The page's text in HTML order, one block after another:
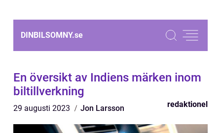
DINBILSOMNY.se
En översikt av Indiens märken inom
biltillverkning
29 augusti 2023 Jon Larsson redaktionel